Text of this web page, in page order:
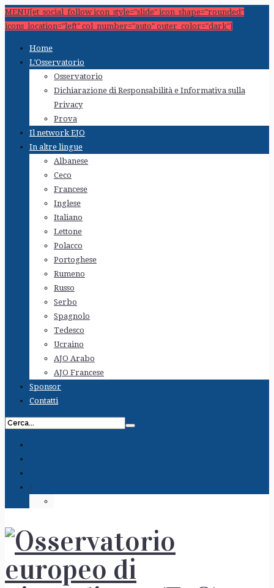
MENU[et_social_follow icon_style="slide" icon_shape="rounded"
icons_location="left" col_number="auto" outer_color="dark"]
Home
L’Osservatorio
Osservatorio
Dichiarazione di Responsabilità e Informativa sulla
Privacy
Prova
Il network EJO
In altre lingue
Albanese
Ceco
Francese
Inglese
Italiano
Lettone
Polacco
Portoghese
Rumeno
Russo
Serbo
Spagnolo
Tedesco
Ucraino
AJO Arabo
AJO Francese
Sponsor
Contatti
+